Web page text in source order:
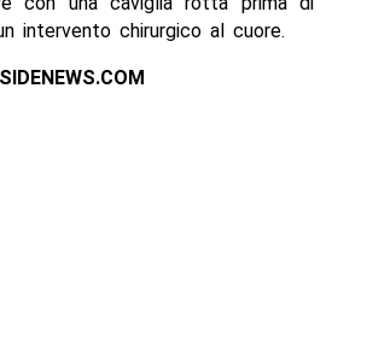
intervento chirurgico al cuore.